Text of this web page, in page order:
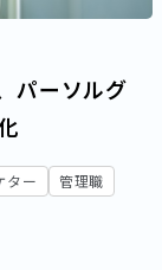
パーソルグ
ター
管理職